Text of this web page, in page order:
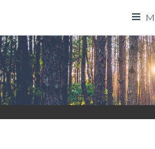
content
FOTOGRAFICZNE